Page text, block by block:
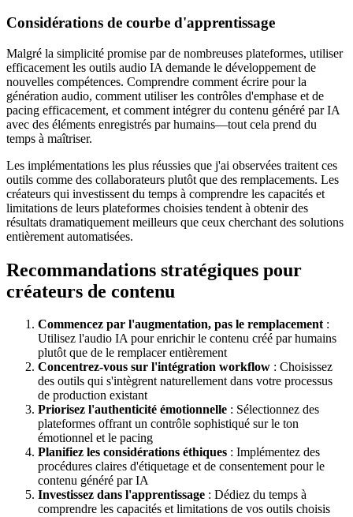
Considérations de courbe d'apprentissage
Malgré la simplicité promise par de nombreuses plateformes, utiliser
efficacement les outils audio IA demande le développement de
nouvelles compétences. Comprendre comment écrire pour la
génération audio, comment utiliser les contrôles d'emphase et de
pacing efficacement, et comment intégrer du contenu généré par IA
avec des éléments enregistrés par humains—tout cela prend du
temps à maîtriser.
Les implémentations les plus réussies que j'ai observées traitent ces
outils comme des collaborateurs plutôt que des remplacements. Les
créateurs qui investissent du temps à comprendre les capacités et
limitations de leurs plateformes choisies tendent à obtenir des
résultats dramatiquement meilleurs que ceux cherchant des solutions
entièrement automatisées.
Recommandations stratégiques pour
créateurs de contenu
Commencez par l'augmentation, pas le remplacement:
Utilisez l'audio IA pour enrichir le contenu créé par humains
plutôt que de le remplacer entièrement
Concentrez-vous sur l'intégration workflow : Choisissez
des outils qui s'intègrent naturellement dans votre processus
de production existant
Priorisez l'authenticité émotionnelle : Sélectionnez des
plateformes offrant un contrôle sophistiqué sur le ton
émotionnel et le pacing
Planifiez les considérations éthiques : Implémentez des
procédures claires d'étiquetage et de consentement pour le
contenu généré par IA
Investissez dans l'apprentissage : Dédiez du temps à
comprendre les capacités et limitations de vos outils choisis